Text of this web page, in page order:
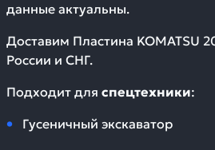
данные актуальны.
Доставим Пластина KOMATSU
России и СНГ.
Подходит для спецтехники:
Гусеничный экскаватор